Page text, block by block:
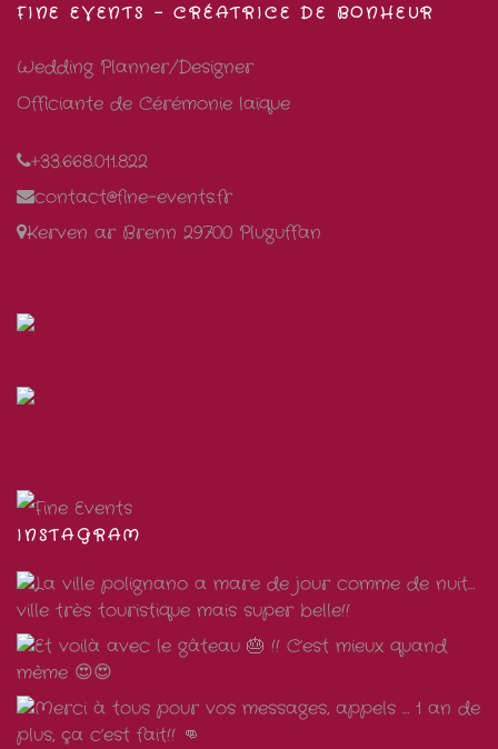
FINE EVENTS – CRÉATRICE DE BONHEUR
Wedding Planner/Designer
Officiante de Cérémonie laïque
+33.668.011.822
contact@fine-events.fr
Kerven ar Brenn 29700 Pluguffan
INSTAGRAM